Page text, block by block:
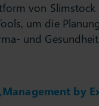
von
um die
und
by